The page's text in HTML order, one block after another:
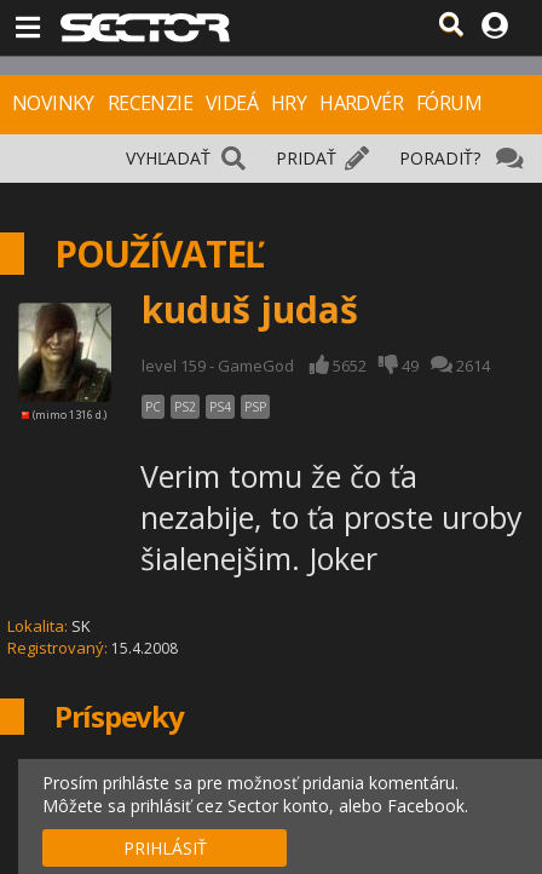
NOVINKY RECENZIE VIDEÁ HRY HARDVÉR FÓRUM
PORADIŤ?
PRIDAŤ
VYHĽADAŤ
POUŽÍVATEĽ
(mimo 1316 d.)
kuduš judaš
level 159 - GameGod 5652 49 2614
PC PS2 PS4 PSP
Verim tomu že čo ťa
nezabije, to ťa proste uroby
šialenejšim. Joker
Lokalita: SK
Registrovaný: 15.4.2008
Príspevky
Prosím prihláste sa pre možnosť pridania komentáru.
Môžete sa prihlásiť cez Sector konto, alebo Facebook.
PRIHLÁSIŤ